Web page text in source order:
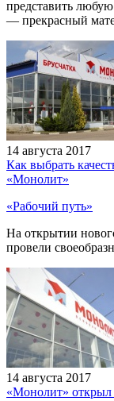
представить
— прекрасный
14 августа 2017
Как выбрать
«Монолит»
«Рабочий путь»
На открытии
провели
14 августа 2017
«Монолит»